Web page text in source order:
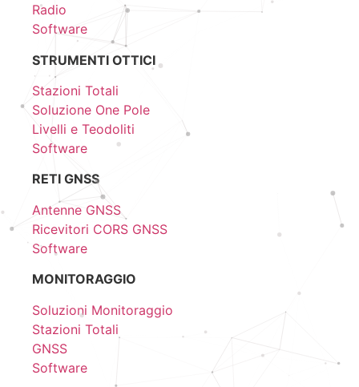
Radio
Software
STRUMENTI OTTICI
Stazioni Totali
Soluzione One Pole
Livelli e Teodoliti
Software
RETI GNSS
Antenne GNSS
Ricevitori CORS GNSS
Software
MONITORAGGIO
Soluzioni Monitoraggio
Stazioni Totali
GNSS
Software